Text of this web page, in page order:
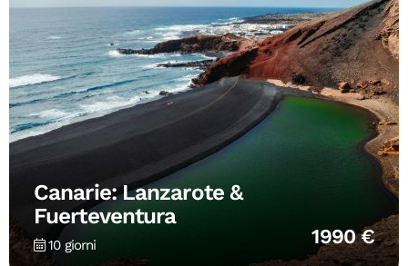
Canarie: Lanzarote &
Fuerteventura
10 giorni 1990 €